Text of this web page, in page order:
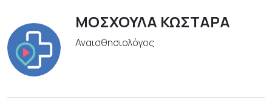
ΜΟΣΧΟΥΛΑ ΚΩΣΤΑΡΑ
Αναισθησιολόγος